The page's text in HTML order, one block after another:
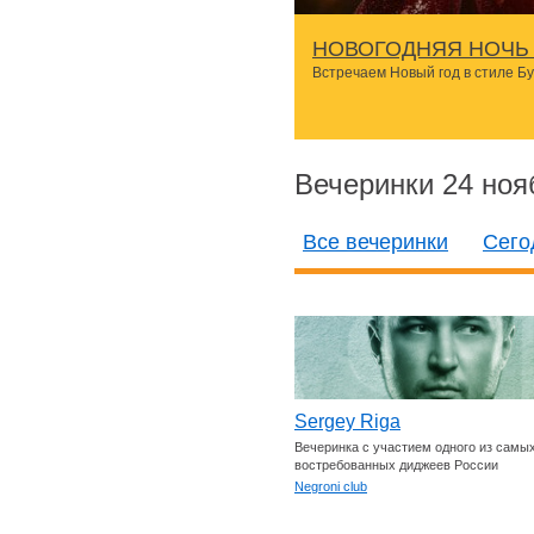
НОВОГОДНЯЯ НОЧЬ
Встречаем Новый год в стиле
Вечеринки 24
Все вечеринки
Sergey Riga
Вечеринка с участием одного из
востребованных диджеев России
Negroni club